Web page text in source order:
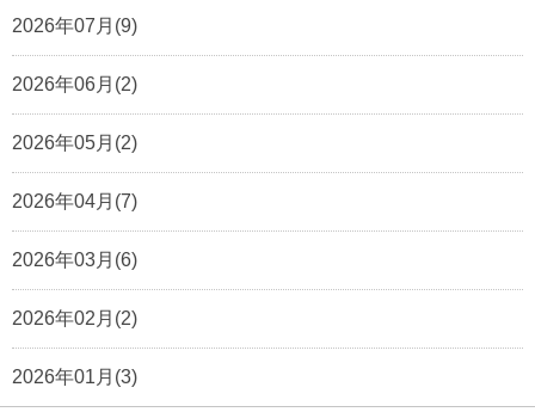
2026年07月(9)
2026年06月(2)
2026年05月(2)
2026年04月(7)
2026年03月(6)
2026年02月(2)
2026年01月(3)